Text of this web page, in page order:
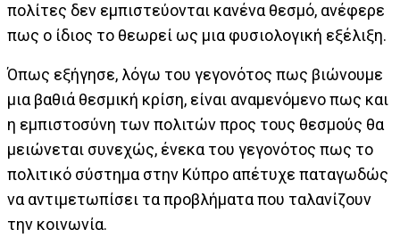
πολίτες δεν εμπιστεύονται κανένα θεσμό, ανέφερε
πως ο ίδιος το θεωρεί ως μια φυσιολογική εξέλιξη.
Όπως εξήγησε, λόγω του γεγονότος πως βιώνουμε
μια βαθιά θεσμική κρίση, είναι αναμενόμενο πως και
η εμπιστοσύνη των πολιτών προς τους θεσμούς θα
μειώνεται συνεχώς, ένεκα του γεγονότος πως το
πολιτικό σύστημα στην Κύπρο απέτυχε παταγωδώς
να αντιμετωπίσει τα προβλήματα που ταλανίζουν
την κοινωνία.